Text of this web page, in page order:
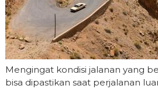
Mengingat kondisi jalanan yang
bisa dipastikan saat perjalanan